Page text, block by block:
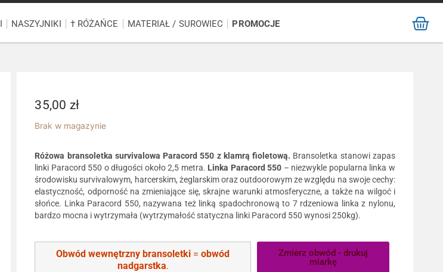
NASZYJNIKI † RÓŻAŃCE MATERIAŁ / SUROWIEC PROMOCJE
35,00 zł
Brak w magazynie
Różowa bransoletka survivalowa Paracord 550 z klamrą fioletową. Bransoletka stanowi zapas
linki Paracord 550 o długości około 2,5 metra. Linka Paracord 550 – niezwykle popularna linka w
środowisku survivalowym, harcerskim, żeglarskim oraz outdoorowym ze względu na swoje cechy:
elastyczność, odporność na zmieniające się, skrajne warunki atmosferyczne, a także na wilgoć i
słońce. Linka Paracord 550, nazywana też linką spadochronową to 7 rdzeniowa linka z nylonu,
bardzo mocna i wytrzymała (wytrzymałość statyczna linki Paracord 550 wynosi 250kg).
Obwód wewnętrzny bransoletki =obwód
nadgarstka.
Zmierz obwód - drukuj
miarkę